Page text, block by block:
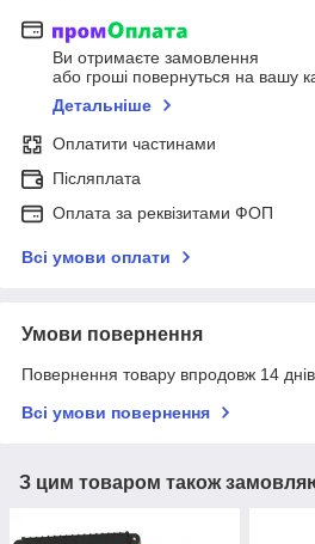
Ви отримаєте замовлення
або гроші повернуться на вашу
Детальніше
Оплатити частинами
Післяплата
Оплата за реквізитами ФОП
Всі умови оплати
Умови повернення
Повернення товару впродовж 14
Всі умови повернення
З цим товаром також